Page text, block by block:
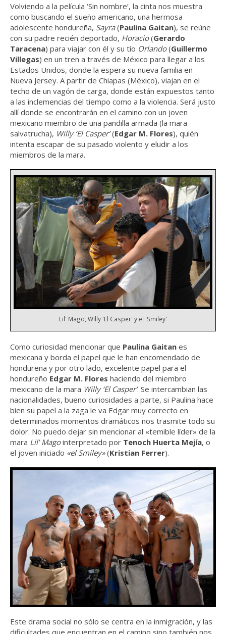
Volviendo a la película ‘Sin nombre’, la cinta nos muestra
como buscando el sueño americano, una hermosa
adolescente hondureña, Sayra(Paulina Gaitan), se reúne
con su padre recién deportado, Horacio(Gerardo
Taracena) para viajar con él y su tío Orlando(Guillermo
Villegas) en un tren a través de México para llegar a los
Estados Unidos, donde la espera su nueva familia en
Nueva Jersey. A partir de Chiapas (México), viajan en el
techo de un vagón de carga, donde están expuestos tanto
a las inclemencias del tiempo como a la violencia. Será justo
allí donde se encontrarán en el camino con un joven
mexicano miembro de una pandilla armada (la mara
salvatrucha), Willy ‘El Casper’(Edgar M. Flores), quién
intenta escapar de su pasado violento y eludir a los
miembros de la mara.
Lil' Mago, Willy 'El Casper' y el 'Smiley'
Como curiosidad mencionar que Paulina Gaitan es
mexicana y borda el papel que le han encomendado de
hondureña y por otro lado, excelente papel para el
hondureño Edgar M. Flores haciendo del miembro
mexicano de la mara Willy ‘El Casper’. Se intercambian las
nacionalidades, bueno curiosidades a parte, si Paulina hace
bien su papel a la zaga le va Edgar muy correcto en
determinados momentos dramáticos nos trasmite todo su
dolor. No puedo dejar sin mencionar al «temible líder» de la
mara Lil’ Magointerpretado por Tenoch Huerta Mejía, o
el joven iniciado «el Smiley»(Kristian Ferrer).
Este drama social no sólo se centra en la inmigración, y las
dificultades que encuentran en el camino sino también nos